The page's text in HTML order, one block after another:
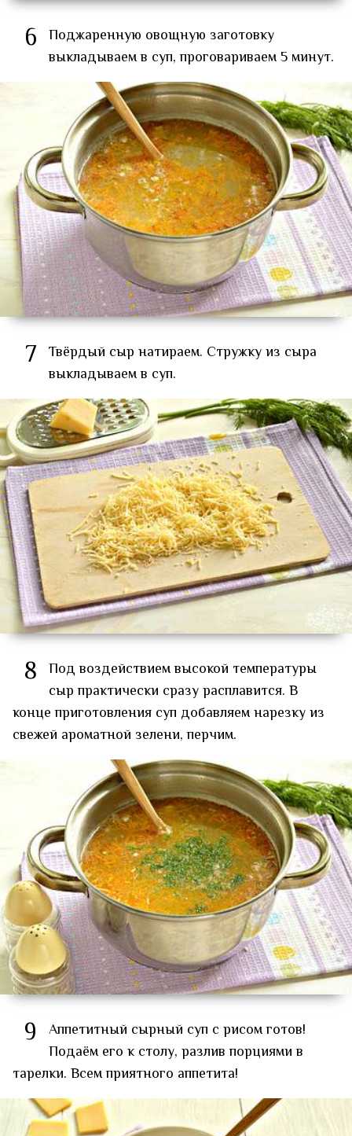
6 Поджаренную овощную заготовку
выкладываем в суп, проговариваем 5 минут.
7 Твёрдый сыр натираем. Стружку из сыра
выкладываем в суп.
8 Под воздействием высокой температуры
сыр практически сразу расплавится. В
конце приготовления суп добавляем нарезку из
свежей ароматной зелени, перчим.
9
Аппетитный сырный суп с рисом готов!
Подаём его к столу, разлив порциями в
тарелки. Всем приятного аппетита!